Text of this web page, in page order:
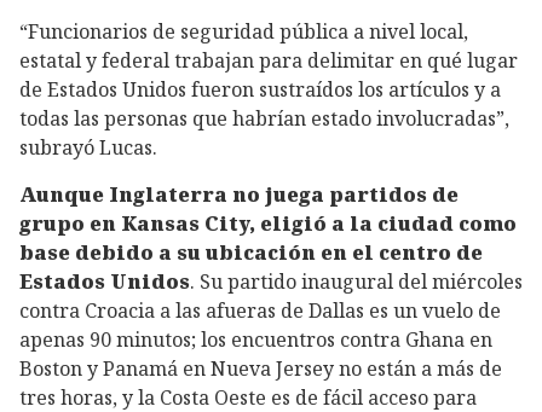
“Funcionarios de seguridad pública a nivel local,
estatal y federal trabajan para delimitar en qué lugar
de Estados Unidos fueron sustraídos los artículos y a
todas las personas que habrían estado involucradas”,
subrayó Lucas.
Aunque Inglaterra no juega partidos de
grupo en Kansas City, eligió a la ciudad como
base debido a su ubicación en el centro de
Estados Unidos. Su partido inaugural del miércoles
contra Croacia a las afueras de Dallas es un vuelo de
apenas 90 minutos; los encuentros contra Ghana en
Boston y Panamá en Nueva Jersey no están a más de
tres horas, y la Costa Oeste es de fácil acceso para